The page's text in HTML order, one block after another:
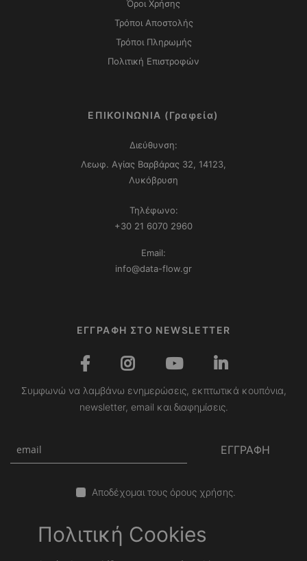
Όροι Χρήσης
Τρόποι Αποστολής
Τρόποι Πληρωμής
Πολιτική Επιστροφών
ΕΠΙΚΟΙΝΩΝΙΑ (Γραφεία)
Διεύθυνση:
Λεωφ. Αγίας Βαρβάρας 32, 14123,
Λυκόβρυση
Τηλέφωνο:
+30 21 6070 2960
Email:
info@data-flow.gr
ΕΓΓΡΑΦΗ ΣΤΟ NEWSLETTER
Συμφωνώ να λαμβάνω ενημερώσεις, εκπτωτικά κουπόνια,
newsletter, email και διαφημίσεις.
ΕΓΓΡΑΦΗ
Αποδέχομαι τους όρους χρήσης.
Πολιτική Cookies